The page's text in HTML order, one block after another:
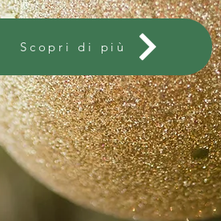
Scopri di più